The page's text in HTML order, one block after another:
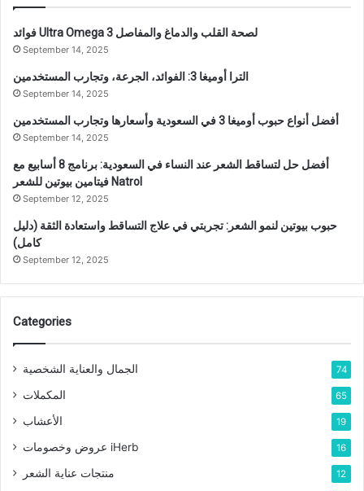
فوائد Ultra Omega 3 لصحة القلب والدماغ والمفاصل
September 14, 2025
الترا أوميغا 3: الفوائد، الجرعة، وتجارب المستخدمين
September 14, 2025
أفضل أنواع حبوب أوميغا 3 في السعودية وأسعارها وتجارب المستخدمين
September 14, 2025
أفضل حل لتساقط الشعر عند النساء في السعودية: برنامج 8 أسابيع مع
فيتامين بيوتين للشعر Natrol
September 12, 2025
حبوب بيوتين لنمو الشعر: تجربتي في علاج التساقط واستعادة الثقة (دليل
كامل)
September 12, 2025
Categories
الجمال والعناية الشخصية 74
المكملات 65
الأعشاب 19
عروض وخصومات iHerb 16
منتجات عناية الشعر 12